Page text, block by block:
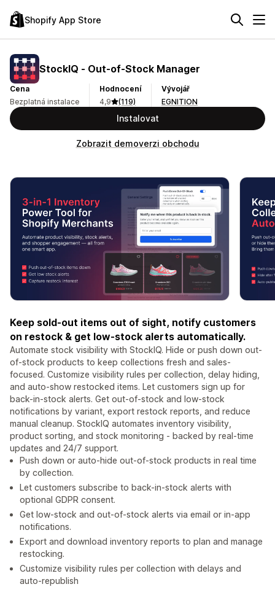
Shopify App Store
StockIQ ‑ Out‑of‑Stock Manager
Cena
Bezplatná instalace
Hodnocení
4,9
(119)
Vývojář
EGNITION
Instalovat
Zobrazit demoverzi obchodu
Keep sold-out items out of sight, notify customers
on restock & get low-stock alerts automatically.
Automate stock visibility with StockIQ. Hide or push down out-
of-stock products to keep collections fresh and sales-
focused. Customize visibility rules per collection, delay hiding,
and auto-show restocked items. Let customers sign up for
back-in-stock alerts. Get out-of-stock and low-stock
notifications by variant, export restock reports, and reduce
manual cleanup. StockIQ automates inventory visibility,
product sorting, and stock monitoring - backed by real-time
updates and 24/7 support.
Push down or auto-hide out-of-stock products in real time
by collection.
Let customers subscribe to back-in-stock alerts with
optional GDPR consent.
Get low-stock and out-of-stock alerts via email or in-app
notifications.
Export and download inventory reports to plan and manage
restocking.
Customize visibility rules per collection with delays and
auto-republish